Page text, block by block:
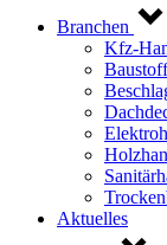
Branchen
Kfz-
Aktuelles